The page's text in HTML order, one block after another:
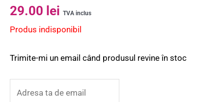
29.00 lei TVA inclus
Produs indisponibil
Trimite-mi un email când produsul revine în stoc